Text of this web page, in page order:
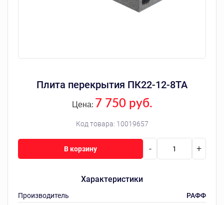
Плита перекрытия ПК22-12-8ТА
Код товара: 10019657
Цена: 7 750 руб.
Характеристики
Производитель
РАФФ
- +
В корзину